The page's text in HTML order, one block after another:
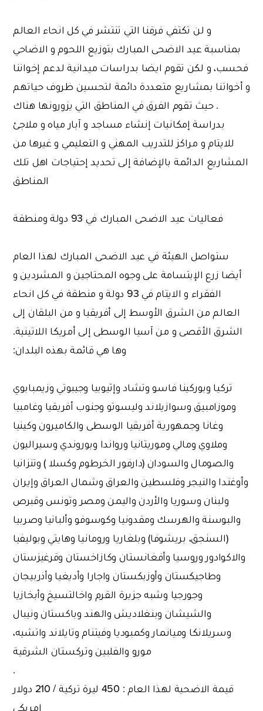
و لن تكتفي فرقنا التي تنتشر في كل انحاء العالم
بمناسبة عيد الاضحى المبارك بتوزيع اللحوم و الاضاحي
فحسب، و لكن تقوم ايضا بدراسات ميدانية لدعم إخواننا
و أخواتنا بمشاريع متعددة دائمة لتحسين ظروف حياتهم
. حيث تقوم الفرق في المناطق التي يزورونها هناك
بدراسة إمكانيات إنشاء مساجد و آبار مياه و ملاجئ
للايتام و مراكز للتدريب المهني و التعليمي و غيرها من
المشاريع الدائمة بالإضافة إلى تحديد إحتياجات اهل تلك
المناطق
فعاليات عيد الاضحى المبارك في 93 دولة ومنطقة
ستواصل الهيئة في عيد الاضحى المبارك لهذا العام
أيضا زرع الإبتسامة على وجوه المحتاجين و المشردين و
الفقراء و الايتام في 93 دولة و منطقة في كل انحاء
العالم من الشرق الأوسط إلى أفريقيا و من البلقان إلى
الشرق الأقصى و من آسيا الوسطى إلى أمريكا اللاتينية.
وها هي قائمة بهذه البلدان:
تركيا وبوركينا فاسو وتشاد وإثيوبيا وجيبوتي وزيمبابوي
وموزامبيق وسوازيلاند وليسوتو وجنوب أفريقيا وغامبيا
وغانا وجمهورية أفريقيا الوسطى والكاميرون وكينيا
وملاوي ومالي وموريتانيا ورواندا وبوروندي وسيراليون
والصومال والسودان (دارفور الخرطوم وكسلا ) وتنزانيا
وأوغندا والنيجر وفلسطين والعراق وشمال العراق وإيران
ولبنان وسوريا والأردن واليمن ومصر وتونس وقبرص
والبوسنة والهرسك ومقدونيا وكوسوفو وألبانيا وصربيا
(السنجق، بريشوفا) وبلغاريا ورومانيا وهايتي وبوليفيا
والاكوادور وروسيا وأفغانستان وكازاخستان وقرغيزستان
وطاجيكستان وأوزبكستان واجارا وأديغيا وأذربيجان
وجورجيا وشبه جزيرة القرم واخالتسيخ وأبخازيا
والشيشان وبنغلاديش والهند وباكستان ونيبال
وسريلانكا وميانمار وكمبوديا وفيتنام وتايلاند واتشيه،
مورو والفلبين وتركستان الشرقية
.
قيمة الاضحية لهذا العام : 450 ليرة تركية / 210 دولار
امريكي